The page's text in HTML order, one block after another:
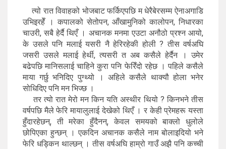
त्यो रात विवाहको भोजबाट फर्किएपछि म धेरैबेरसम्म ऐनाअगाडि
उभिइरहेँ । कपालको सेतोपन, आँखामुनिको कालोपन, निधारका
चाउरी, सबै हेर्दै थिएँ । अचानक मनमा एउटा अनौठो प्रश्न आयो,
के उसले पनि मलाई यसरी नै हेरिरहेकी होली ? तीस वर्षअघि
जसरी उसले मलाई हेर्थी, त्यसरी त अब कसैले हेर्दैन । उमेर
बढेपछि मानिसलाई चाहिने कुरा पनि फेरिँदो रहेछ । पहिले कसैले
माया गर्छु भनिदिए पुग्थ्यो । अहिले कसैले थाक्यौ होला भनेर
सोधिदिए पनि मन भिज्छ ।
तर त्यो रात मेरो मन किन यति अस्थीर थियो ? किनभने तीस
वर्षपछि मैले फेरि मायालुलाई देखेको थिएँ । र केही प्रेमहरू यस्ता
हुँदारहेछन्, ती मरेका हुँदैनन्, केवल समयको बाक्लो धुलोले
छोपिएका हुन्छन् । एकदिन अचानक कसैले नाम बोलाइदियो भने
फेरि धड्किन थाल्छन् । तीस वर्षअघि हाम्रो गाउँ अझै पनि कच्ची